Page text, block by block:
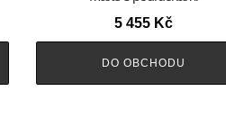
5 455 Kč
DO OBCHODU